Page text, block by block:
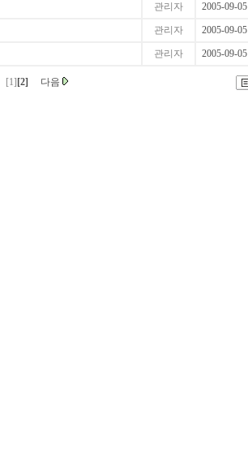
관리자 2005-09-05
관리자 2005-09-05
관리자 2005-09-05
[1] [2] 다음